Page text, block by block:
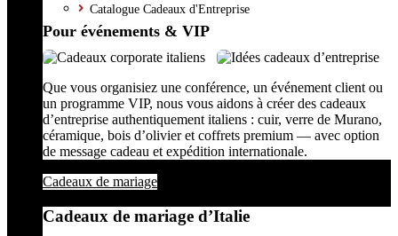
Catalogue Cadeaux d'Entreprise
Pour événements & VIP
Que vous organisiez une conférence, un événement client ou
un programme VIP, nous vous aidons à créer des cadeaux
d’entreprise authentiquement italiens : cuir, verre de Murano,
céramique, bois d’olivier et coffrets premium — avec option
de message cadeau et expédition internationale.
Cadeaux de mariage
Cadeaux de mariage d’Italie